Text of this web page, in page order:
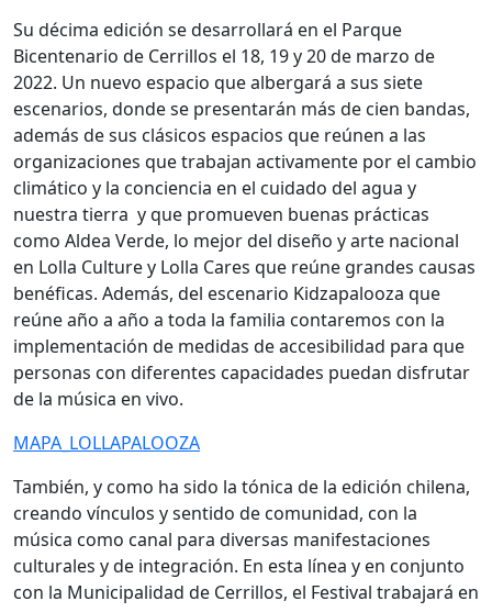
Su décima edición se desarrollará en el Parque
Bicentenario de Cerrillos el 18, 19 y 20 de marzo de
2022. Un nuevo espacio que albergará a sus siete
escenarios, donde se presentarán más de cien bandas,
además de sus clásicos espacios que reúnen a las
organizaciones que trabajan activamente por el cambio
climático y la conciencia en el cuidado del agua y
nuestra tierra y que promueven buenas prácticas
como Aldea Verde, lo mejor del diseño y arte nacional
en Lolla Culture y Lolla Cares que reúne grandes causas
benéficas. Además, del escenario Kidzapalooza que
reúne año a año a toda la familia contaremos con la
implementación de medidas de accesibilidad para que
personas con diferentes capacidades puedan disfrutar
de la música en vivo.
MAPA_LOLLAPALOOZA
También, y como ha sido la tónica de la edición chilena,
creando vínculos y sentido de comunidad, con la
música como canal para diversas manifestaciones
culturales y de integración. En esta línea y en conjunto
con la Municipalidad de Cerrillos, el Festival trabajará en